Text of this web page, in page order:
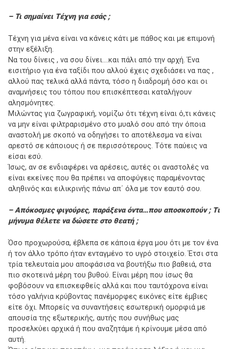
– Τι σημαίνει Τέχνη για εσάς ;
Τέχνη για μένα είναι να κάνεις κάτι με πάθος και με επιμονή
στην εξέλιξη.
Να του δίνεις , να σου δίνει….και πάλι από την αρχή. Ένα
εισιτήριο για ένα ταξίδι που αλλού έχεις σχεδιάσει να πας ,
αλλού πας τελικά αλλά πάντα, τόσο η διαδρομή όσο και οι
αναμνήσεις του τόπου που επισκέπτεσαι καταλήγουν
αλησμόνητες.
Μιλώντας για ζωγραφική, νομίζω ότι τέχνη είναι ό,τι κάνεις
να μην είναι φιλτραρισμένο στο μυαλό σου από την όποια
αναστολή με σκοπό να οδηγήσει το αποτέλεσμα να είναι
αρεστό σε κάποιους ή σε περισσότερους. Τότε παύεις να
είσαι εσύ.
Ίσως, αν σε ενδιαφέρει να αρέσεις, αυτές οι αναστολές να
είναι εκείνες που θα πρέπει να αποφύγεις παραμένοντας
αληθινός και ειλικρινής πάνω απ΄ όλα με τον εαυτό σου.
– Απόκοσμες φιγούρες, παράξενα όντα…που αποσκοπούν ; Tι
μήνυμα θέλετε να δώσετε στο θεατή ;
Όσο προχωρούσα, έβλεπα σε κάποια έργα μου ότι με τον ένα
ή τον άλλο τρόπο ήταν ενταγμένο το υγρό στοιχείο. Έτσι στα
τρία τελευταία μου αποφάσισα να βουτήξω πιο βαθειά, στα
πιο σκοτεινά μέρη του βυθού. Είναι μέρη που ίσως θα
φοβόσουν να επισκεφθείς αλλά και που ταυτόχρονα είναι
τόσο γαλήνια κρύβοντας πανέμορφες εικόνες είτε έμβιες
είτε όχι. Μπορείς να συναντήσεις εσωτερική ομορφιά με
απουσία της εξωτερικής, αυτής που συνήθως μας
προσελκύει αρχικά ή που αναζητάμε ή κρίνουμε μέσα από
αυτή.